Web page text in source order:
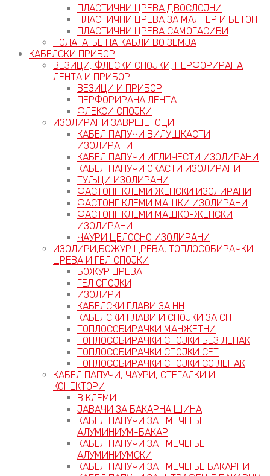
ПЛАСТИЧНИ ЦРЕВА ДВОСЛОЈНИ
ПЛАСТИЧНИ ЦРЕВА ЗА МАЛТЕР И БЕТОН
ПЛАСТИЧНИ ЦРЕВА САМОГАСИВИ
ПОЛАГАЊЕ НА КАБЛИ ВО ЗЕМЈА
КАБЕЛСКИ ПРИБОР
ВЕЗИЦИ, ФЛЕСКИ СПОЈКИ, ПЕРФОРИРАНА
ЛЕНТА И ПРИБОР
ВЕЗИЦИ И ПРИБОР
ПЕРФОРИРАНА ЛЕНТА
ФЛЕКСИ СПОЈКИ
ИЗОЛИРАНИ ЗАВРШЕТОЦИ
КАБЕЛ ПАПУЧИ ВИЛУШКАСТИ
ИЗОЛИРАНИ
КАБЕЛ ПАПУЧИ ИГЛИЧЕСТИ ИЗОЛИРАНИ
КАБЕЛ ПАПУЧИ ОКАСТИ ИЗОЛИРАНИ
ТУЉЦИ ИЗОЛИРАНИ
ФАСТОНГ КЛЕМИ ЖЕНСКИ ИЗОЛИРАНИ
ФАСТОНГ КЛЕМИ МАШКИ ИЗОЛИРАНИ
ФАСТОНГ КЛЕМИ МАШКO-ЖЕНСКИ
ИЗОЛИРАНИ
ЧАУРИ ЦЕЛОСНО ИЗОЛИРАНИ
ИЗОЛИРИ,БОЖУР ЦРЕВА, ТОПЛОСОБИРАЧКИ
ЦРЕВА И ГЕЛ СПОЈКИ
БОЖУР ЦРЕВА
ГЕЛ СПОЈКИ
ИЗОЛИРИ
КАБЕЛСКИ ГЛАВИ ЗА НН
КАБЕЛСКИ ГЛАВИ И СПОЈКИ ЗА СН
ТОПЛОСОБИРАЧКИ МАНЖЕТНИ
ТОПЛОСОБИРАЧКИ СПОЈКИ БЕЗ ЛЕПАК
ТОПЛОСОБИРАЧКИ СПОЈКИ СЕТ
ТОПЛОСОБИРАЧКИ СПОЈКИ СО ЛЕПАК
КАБЕЛ ПАПУЧИ, ЧАУРИ, СТЕГАЛКИ И
КОНЕКТОРИ
В КЛЕМИ
ЈАВАЧИ ЗА БАКАРНА ШИНА
КАБЕЛ ПАПУЧИ ЗА ГМЕЧЕЊЕ
АЛУМИНИУМ-БАКАР
КАБЕЛ ПАПУЧИ ЗА ГМЕЧЕЊЕ
АЛУМИНИУМСКИ
КАБЕЛ ПАПУЧИ ЗА ГМЕЧЕЊЕ БАКАРНИ